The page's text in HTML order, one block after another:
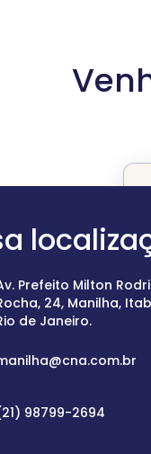
Prefeito Milton
24, Manilha,
de Janeiro.
98799-2694